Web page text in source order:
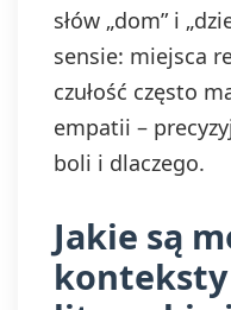
słów „dom” i
sensie: miejsca
czułość często
empatii –
boli i dlaczego.
Jakie są